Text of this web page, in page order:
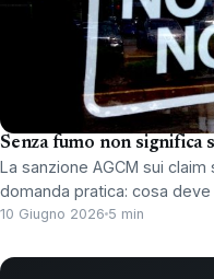
Senza fumo non significa
La sanzione AGCM sui
domanda pratica: cosa
10 Giugno 2026 5 min